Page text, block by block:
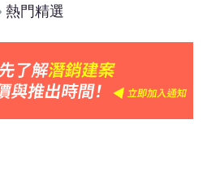
熱門精選